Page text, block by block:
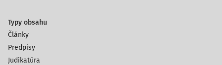
Typy obsahu
Články
Predpisy
Judikatúra